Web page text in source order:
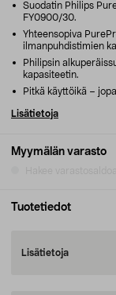
Myymälän varasto
Suodatin Philips
FY0900/30.
Yhteensopiva
ilmanpuhdistimien
Philipsin
kapasiteetin.
Pitkä käyttöikä –
Lisätietoja
Tuotetiedot
Lisätietoja